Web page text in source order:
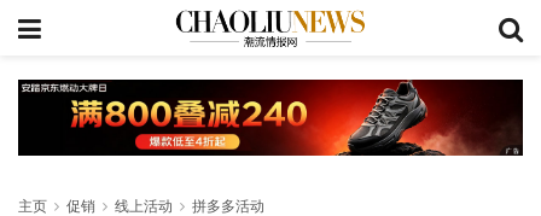
主页 促销 线上活动 拼多多活动